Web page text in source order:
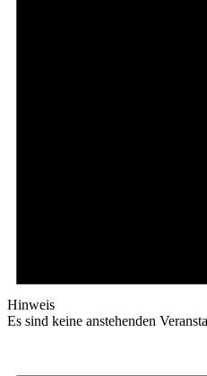
Hinweis
Es sind keine anstehenden